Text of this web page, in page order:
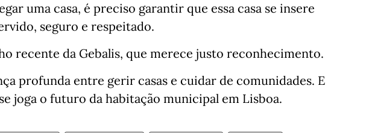
uma casa, é preciso garantir que essa casa se insere
seguro e respeitado.
recente da Gebalis, que merece justo reconhecimento.
profunda entre gerir casas e cuidar de comunidades. E
joga o futuro da habitação municipal em Lisboa.